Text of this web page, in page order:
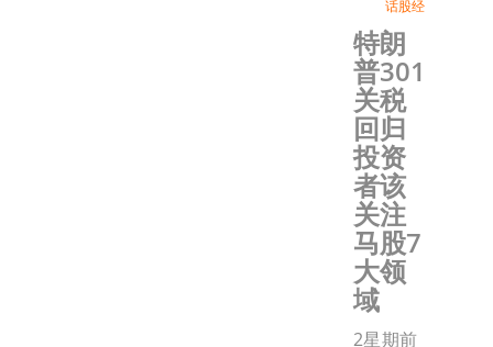
话股经
特朗
普301
关税
回归
投资
者该
关注
马股7
大领
域
2星期前